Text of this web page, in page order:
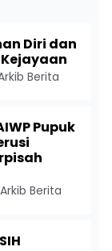
Diri dan
Berita
Pupuk
Arkib Berita